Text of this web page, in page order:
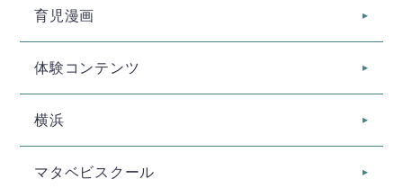
育児漫画
体験コンテンツ
横浜
マタベビスクール